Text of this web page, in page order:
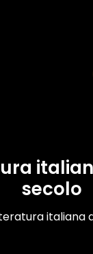
secolo
italiana